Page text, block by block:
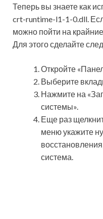
Теперь вы знаете как
crt-runtime-l1-1-0.dll.
можно пойти на
Для этого сделайте
Откройте
Выберите
Нажмите на
системы».
Еще раз
меню укажите
система.